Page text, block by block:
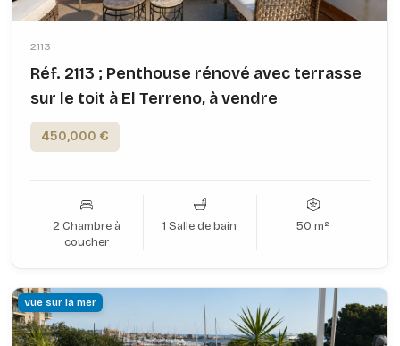
2113
Réf. 2113 ; Penthouse rénové avec terrasse
sur le toit à El Terreno, à vendre
450,000 €
2 Chambre à
coucher
1 Salle de bain 50 m²
Vue sur la mer